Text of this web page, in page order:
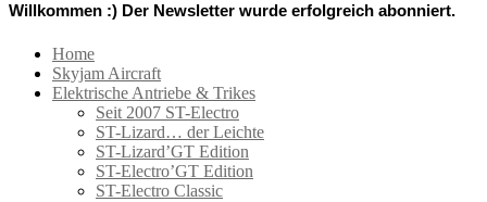
Willkommen :) Der Newsletter wurde erfolgreich abonniert.
Home
Skyjam Aircraft
Elektrische Antriebe & Trikes
Seit 2007 ST-Electro
ST-Lizard… der Leichte
ST-Lizard’GT Edition
ST-Electro’GT Edition
ST-Electro Classic